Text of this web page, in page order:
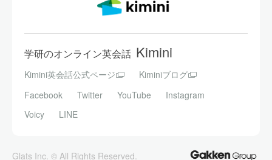
学研のオンライン英会話 Kimini
Kimini英会話公式ページ
Kiminiブログ
Facebook
Twitter YouTube
Instagram
Voicy
LINE
Glats Inc. © All Rights Reserved.